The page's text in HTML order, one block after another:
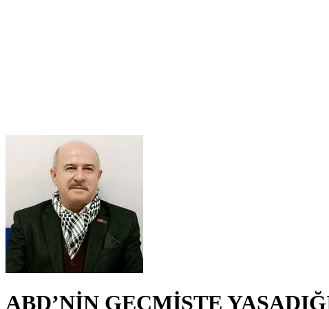
ABD’NİN GEÇMİŞTE